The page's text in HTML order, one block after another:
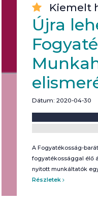
Kiemelt
Újra
Dátum: 2020-04-30
A Fogyatékosság-
fogyatékossággal élő
nyitott munkáltatók
Részletek